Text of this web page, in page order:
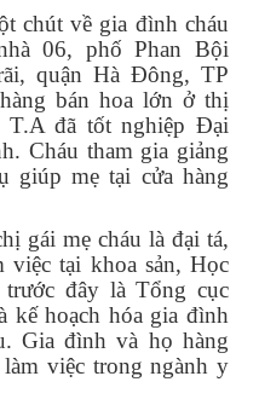
về gia đình cháu
06, phố Phan Bội
quận Hà Đông, TP
bán hoa lớn ở thị
T.A đã tốt nghiệp Đại
Cháu tham gia giảng
giúp mẹ tại cửa hàng
gái mẹ cháu là đại tá,
việc tại khoa sản, Học
đây là Tổng cục
kế hoạch hóa gia đình
Gia đình và họ hàng
việc trong ngành y